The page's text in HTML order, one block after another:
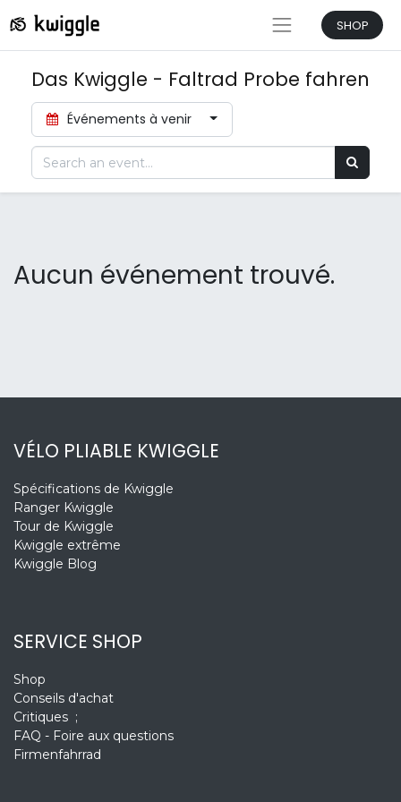
SHOP
Das Kwiggle - Faltrad Probe fahren
Événements à venir
Aucun événement trouvé.
VÉLO PLIABLE KWIGGLE
Spécifications de Kwiggle
Ranger Kwiggle
Tour de Kwiggle
Kwiggle extrême
Kwiggle Blog
SERVICE SHOP
Shop
Conseils d'achat
Critiques ;
FAQ - Foire aux questions
Firmenfahrrad